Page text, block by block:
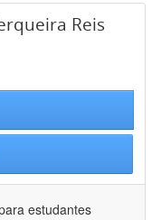
Reis
estudantes